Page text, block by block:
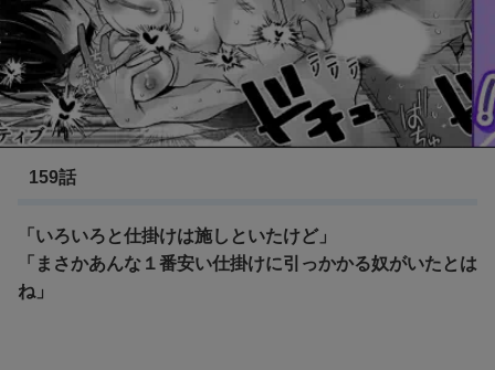
BLEACH 破面・激闘篇
159話
「いろいろと仕掛けは施しといたけど」
「まさかあんな１番安い仕掛けに引っかかる奴がいたとは
ね」